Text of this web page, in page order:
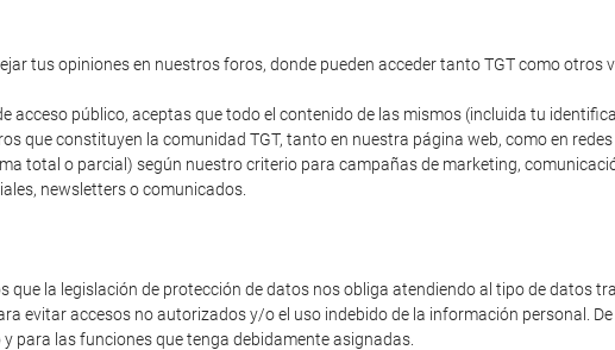
tus opiniones en nuestros foros, donde pueden acceder tanto TGT como otros
acceso público, aceptas que todo el contenido de las mismos (incluida tu
que constituyen la comunidad TGT, tanto en nuestra página web, como en
total o parcial) según nuestro criterio para campañas de marketing,
newsletters o comunicados.
que la legislación de protección de datos nos obliga atendiendo al tipo de datos
evitar accesos no autorizados y/o el uso indebido de la información personal.
para las funciones que tenga debidamente asignadas.